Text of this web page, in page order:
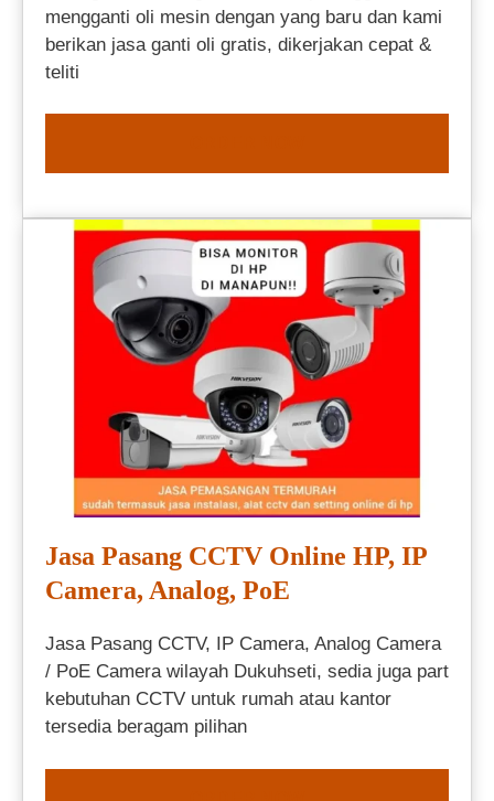
mengganti oli mesin dengan yang baru dan kami
berikan jasa ganti oli gratis, dikerjakan cepat &
teliti
Jasa Pasang CCTV Online HP, IP
Camera, Analog, PoE
Jasa Pasang CCTV, IP Camera, Analog Camera
/ PoE Camera wilayah Dukuhseti, sedia juga part
kebutuhan CCTV untuk rumah atau kantor
tersedia beragam pilihan